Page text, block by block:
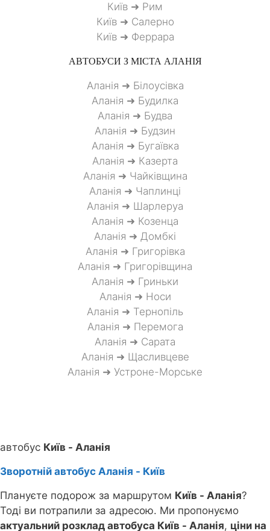
Київ ➜ Рим
Київ ➜ Салерно
Київ ➜ Феррара
АВТОБУСИ З МІСТА АЛАНІЯ
Аланія ➜ Білоусівка
Аланія ➜ Будилка
Аланія ➜ Будва
Аланія ➜ Будзин
Аланія ➜ Бугаївка
Аланія ➜ Казерта
Аланія ➜ Чайківщина
Аланія ➜ Чаплинці
Аланія ➜ Шарлеруа
Аланія ➜ Козенца
Аланія ➜ Домбкі
Аланія ➜ Григорівка
Аланія ➜ Григорівщина
Аланія ➜ Гриньки
Аланія ➜ Носи
Аланія ➜ Тернопіль
Аланія ➜ Перемога
Аланія ➜ Сарата
Аланія ➜ Щасливцеве
Аланія ➜ Устроне-Морське
автобус Київ - Аланія
Зворотній автобус Аланія - Київ
Плануєте подорож за маршрутом Київ - Аланія?
Тоді ви потрапили за адресою. Ми пропонуємо
актуальний розклад автобуса Київ - Аланія, ціни на